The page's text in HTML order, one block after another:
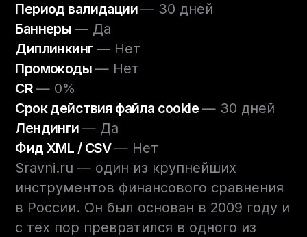
Период валидации— 30 дней
Баннеры — Да
Диплинкинг — Нет
Промокоды — Нет
CR — 0%
Срок действия файла cookie — 30 дней
Лендинги— Да
Фид XML / CSV— Нет
Sravni.ru — один из крупнейших
инструментов финансового сравнения
в России. Он был основан в 2009 году и
с тех пор превратился в одного из